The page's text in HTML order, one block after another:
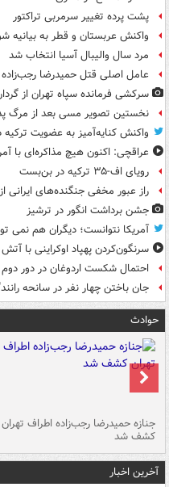
پشت پرده تغییر سرمربی تراکتور
واکنش عربستان و قطر به بیانیه
مرد سال والیبال آسیا انتخاب شد
عامل اصلی قتل حمیدرضا
سرکشی فرمانده سپاه تهران از
نخستین تصویر مسی بعد از مرگ
واکنش کنایه‌آمیز به عضویت
عراقچی: اکنون هیچ مذاکره‌ای با
رویای اف-۳۵ ترکیه در بن‌بست
راز عبور مخفی جنگنده‌های
جشن برداشت انگور در ترشیز
آمریکا نتوانست؛ دیگران هم نمی
سرنگون‌کردن پهپاد اوکراینی با
احتمال شکست اردوغان در دور
جان باختن چهار نفر در سانحه
حوادث
جنازه حمیدرضا رجب‌زاده اطراف تهران
کشف شد
آخرین اخبار